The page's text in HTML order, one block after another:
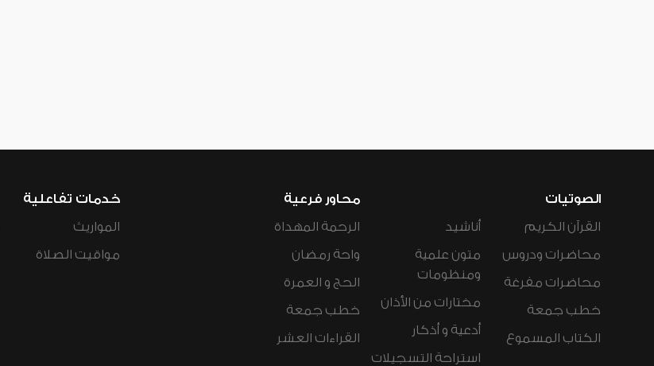
الصوتيات
القرآن الكريم
محاضرات ودروس
محاضرات مفرغة
خطب جمعة
الكتاب المسموع
أناشيد
متون علمية
ومنظومات
مختارات من الأذان
أدعية و أذكار
استراحة التسجيلات
محاور فرعية
الرحمة المهداة
واحة رمضان
الحج و العمرة
خطب جمعة
القراءات العشر
خدمات تفاعلية
المواريث
مواقيت الصلاة